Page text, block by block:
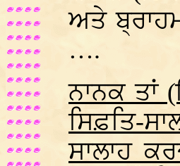
ਅਤੇ
….
ਨਾਨਕ ਤਾਂ
ਸਿਫ਼ਤਿ-
ਸਾਲਾਹ